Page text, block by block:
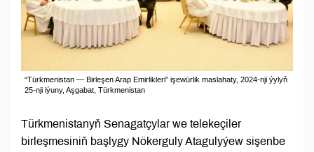
“Türkmenistan — Birleşen Arap Emirlikleri” işewürlik maslahaty, 2024-nji ýylyň
25-nji iýuny, Aşgabat, Türkmenistan
Türkmenistanyň Senagatçylar we telekeçiler
birleşmesiniň başlygy Nökerguly Atagulyýew sişenbe